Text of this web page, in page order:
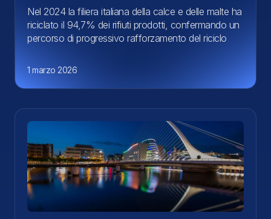
Nel 2024 la filiera italiana della calce e delle malte ha
riciclato il 94,7% dei rifiuti prodotti, confermando un
percorso di progressivo rafforzamento del riciclo
1 marzo 2026